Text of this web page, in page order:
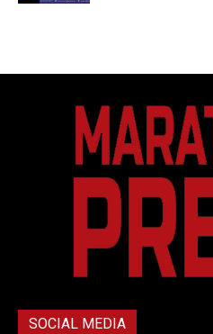
SOCIAL MEDIA